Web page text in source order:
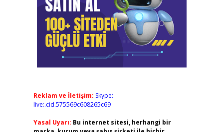
Reklam ve İletişim: Skype:
live:.cid.575569c608265c69
Yasal Uyarı: Bu internet sitesi, herhangi bir